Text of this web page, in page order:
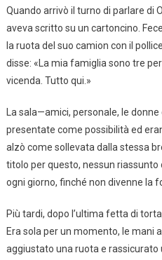
Quando arrivò il turno di parlare di
aveva scritto su un cartoncino.
la ruota del suo camion con il
disse: «La mia famiglia sono tre
vicenda. Tutto qui.»
La sala—amici, personale, le
presentate come possibilità ed
alzò come sollevata dalla stessa
titolo per questo, nessun
ogni giorno, finché non divenne la
Più tardi, dopo l’ultima fetta di
Era sola per un momento, le mani
aggiustato una ruota e rassicurato